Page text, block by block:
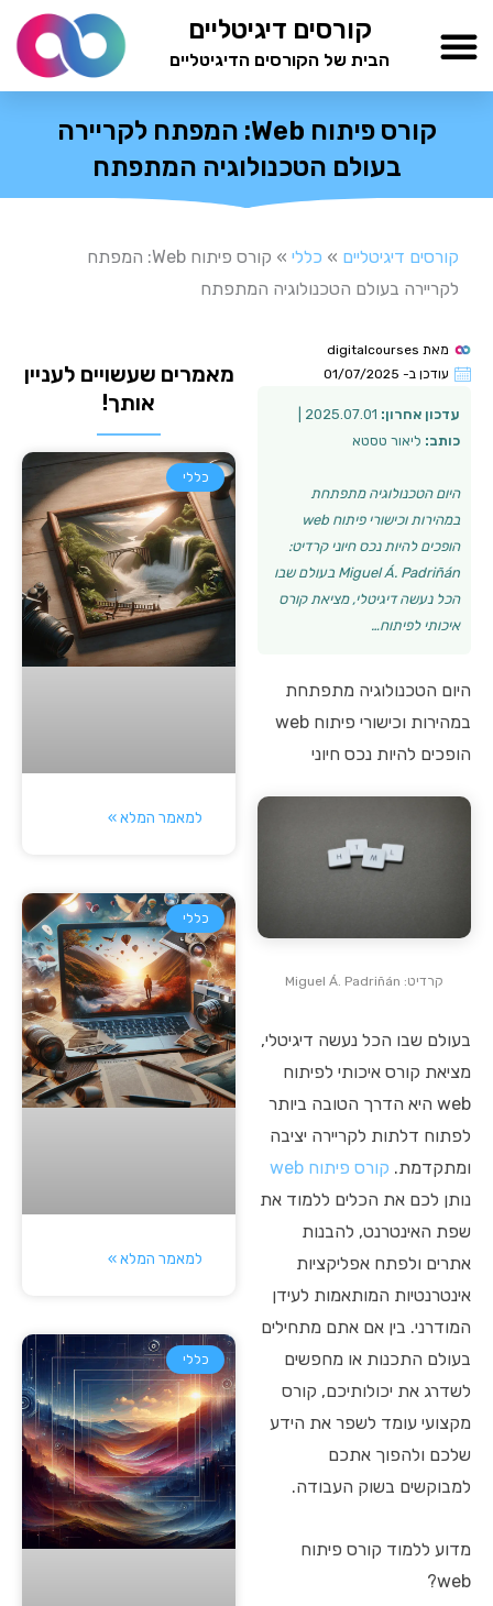
לתוכן
קורסים דיגיטליים
הבית של הקורסים הדיגיטליים
קורס פיתוח Web: המפתח לקריירה
בעולם הטכנולוגיה המתפתח
קורסים דיגיטליים » כללי »
קורס פיתוח Web: המפתח
לקריירה בעולם הטכנולוגיה המתפתח
מאת
עודכן ב- 01/07/2025
עדכון אחרון:
כותב: ליאור טסטא
היום הטכנולוגיה מתפתחת
במהירות וכישורי פיתוח web
הופכים להיות נכס חיוני קרדיט:
Miguel Á. Padriñán בעולם שבו
הכל נעשה דיגיטלי, מציאת קורס
איכותי לפיתוח…
היום הטכנולוגיה מתפתחת
במהירות וכישורי פיתוח web
הופכים להיות נכס חיוני
קרדיט: Miguel Á. Padriñán
בעולם שבו הכל נעשה דיגיטלי,
מציאת קורס איכותי לפיתוח
web היא הדרך הטובה ביותר
לפתוח דלתות לקריירה יציבה
ומתקדמת. קורס פיתוח web
נותן לכם את הכלים ללמוד את
שפת האינטרנט, להבנות
אתרים ולפתח אפליקציות
אינטרנטיות המותאמות לעידן
המודרני. בין אם אתם מתחילים
בעולם התכנות או מחפשים
לשדרג את יכולותיכם, קורס
מקצועי עומד לשפר את הידע
שלכם ולהפוך אתכם
למבוקשים בשוק העבודה.
מדוע ללמוד קורס פיתוח
web?
מאמרים שעשויים לעניין
אותך!
כללי
למאמר המלא »
כללי
למאמר המלא »
כללי